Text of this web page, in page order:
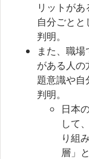
リットがあ
自分ごと
判明。
また、職
がある人の
題意識や自
判明。
日本
して
り組
層」